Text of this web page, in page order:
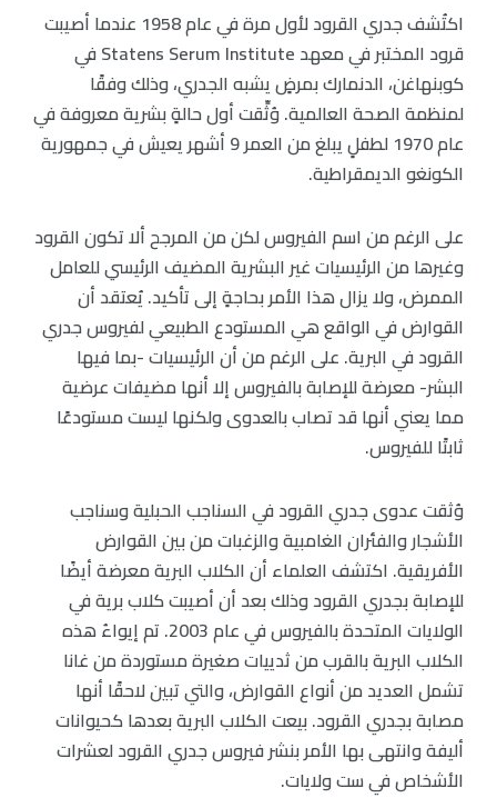
اكتُشف جدري القرود لأول مرة في عام 1958 عندما أصيبت
قرود المختبر في معهد Statens Serum Institute في
كوبنهاغن، الدنمارك بمرضٍ يشبه الجدري، وذلك وفقًا
لمنظمة الصحة العالمية. وُثِّقت أول حالةٍ بشرية معروفة في
عام 1970 لطفلٍ يبلغ من العمر 9 أشهر يعيش في جمهورية
الكونغو الديمقراطية.
على الرغم من اسم الفيروس لكن من المرجح ألا تكون القرود
وغيرها من الرئيسيات غير البشرية المضيف الرئيسي للعامل
الممرض، ولا يزال هذا الأمر بحاجةٍ إلى تأكيد. يُعتقد أن
القوارض في الواقع هي المستودع الطبيعي لفيروس جدري
القرود في البرية. على الرغم من أن الرئيسيات -بما فيها
البشر- معرضة للإصابة بالفيروس إلا أنها مضيفات عرضية
مما يعني أنها قد تصاب بالعدوى ولكنها ليست مستودعًا
ثابتًا للفيروس.
وُثقت عدوى جدري القرود في السناجب الحبلية وسناجب
الأشجار والفئران الغامبية والزغبات من بين القوارض
الأفريقية. اكتشف العلماء أن الكلاب البرية معرضة أيضًا
للإصابة بجدري القرود وذلك بعد أن أصيبت كلاب برية في
الولايات المتحدة بالفيروس في عام 2003. تم إيواءُ هذه
الكلاب البرية بالقرب من ثدييات صغيرة مستوردة من غانا
تشمل العديد من أنواع القوارض، والتي تبين لاحقًا أنها
مصابة بجدري القرود. بيعت الكلاب البرية بعدها كحيوانات
أليفة وانتهى بها الأمر بنشر فيروس جدري القرود لعشرات
الأشخاص في ست ولايات.